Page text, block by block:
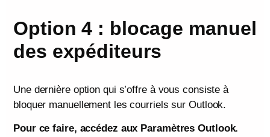
Option 4 : blocage manuel
des expéditeurs
Une dernière option qui s’offre à vous consiste à
bloquer manuellement les courriels sur Outlook.
Pour ce faire, accédez aux Paramètres Outlook.